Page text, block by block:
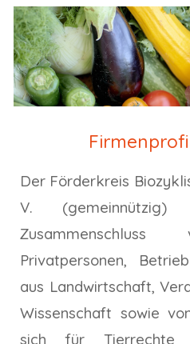
Der Förderkreis
V.
Privatpersonen,
aus Landwirtschaft,
Wissenschaft sowie
sich für Tierrechte